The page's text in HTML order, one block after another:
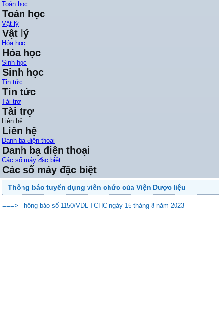
Toán học
Toán học
Vật lý
Vật lý
Hóa học
Hóa học
Sinh học
Sinh học
Tin tức
Tin tức
Tài trợ
Tài trợ
Liên hệ
Liên hệ
Danh bạ điện thoại
Danh bạ điện thoại
Các số máy đặc biệt
Các số máy đặc biệt
Thông báo tuyển dụng viên chức của Viện Dược liệu
===> Thông báo số 1150/VDL-TCHC ngày 15 tháng 8 năm 2023